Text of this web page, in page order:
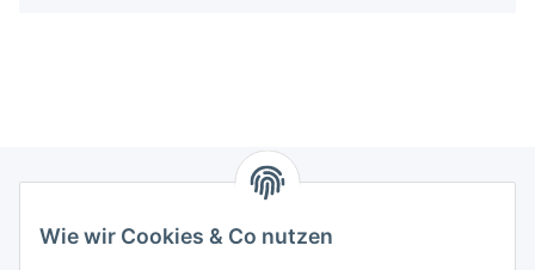
Wie wir Cookies & Co nutzen
Zahlungsmöglichkeiten